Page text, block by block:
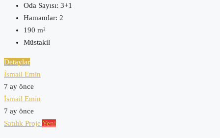
Oda Sayısı: 3+1
Hamamlar: 2
190 m²
Müstakil
Detaylar
İsmail Emin
7 ay önce
İsmail Emin
7 ay önce
Satılık Proje Yeni